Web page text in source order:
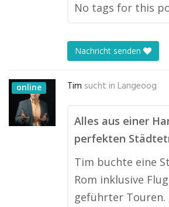
No tags for this
Nachricht senden
online Tim sucht in Langeoog
Alles aus einer
perfekten
Tim buchte eine
Rom inklusive
geführter Touren.